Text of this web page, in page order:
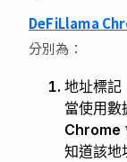
DeFiLlama
分別為：
地址標記
當使用
Chrome
知道該地